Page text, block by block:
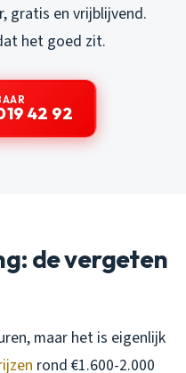
gratis en vrijblijvend.
het goed zit.
42 92
de vergeten
maar het is eigenlijk
rond €1.600-2.000